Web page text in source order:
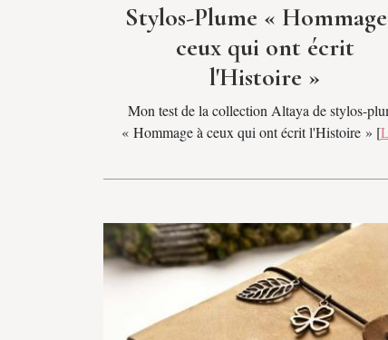
Stylos-Plume «
ceux qui ont écrit
l'Histoire »
Mon test de la collection Altaya de stylos-
« Hommage à ceux qui ont écrit l'Histoire » [